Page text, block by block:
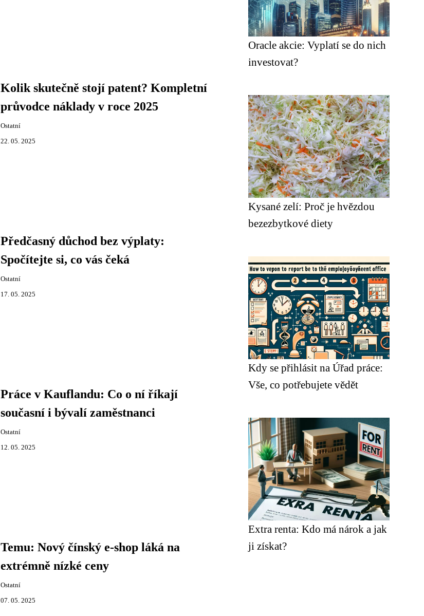
Kolik skutečně stojí patent? Kompletní
průvodce náklady v roce 2025
Ostatní
22. 05. 2025
Předčasný důchod bez výplaty:
Spočítejte si, co vás čeká
Ostatní
17. 05. 2025
Práce v Kauflandu: Co o ní říkají
současní i bývalí zaměstnanci
Ostatní
12. 05. 2025
Temu: Nový čínský e-shop láká na
extrémně nízké ceny
Ostatní
07. 05. 2025
Oracle akcie: Vyplatí se do nich
investovat?
Kysané zelí: Proč je hvězdou
bezezbytkové diety
Kdy se přihlásit na Úřad práce:
Vše, co potřebujete vědět
Extra renta: Kdo má nárok a jak
ji získat?